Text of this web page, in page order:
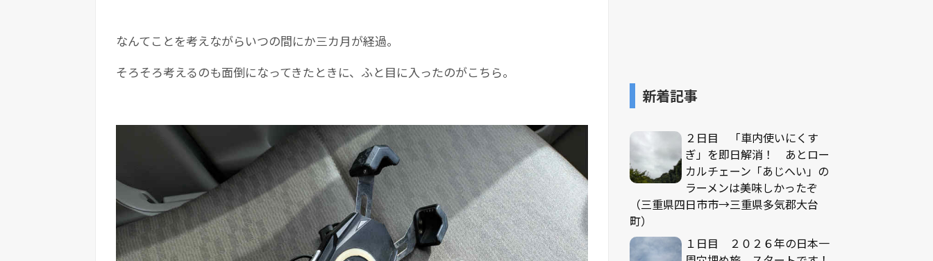
なんてことを考えながらいつの間にか三カ月が経過。
そろそろ考えるのも面倒になってきたときに、ふと目に入ったのがこちら。
新着記事
２日目 「車内使いにくす
ぎ」を即日解消！ あとロー
カルチェーン「あじへい」の
ラーメンは美味しかったぞ
（三重県四日市市→三重県多気郡大台
町）
１日目 ２０２６年の日本一